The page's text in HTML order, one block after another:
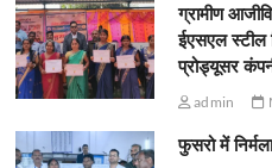
ग्रामीण
ईएसएल स्टील
प्रोड्यूसर
admin
फुसरो में